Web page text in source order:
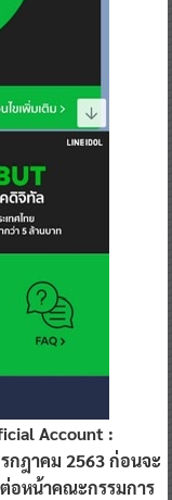
Account :
กฎาคม 2563ก่อนจะ
อหน้าคณะกรรมการ